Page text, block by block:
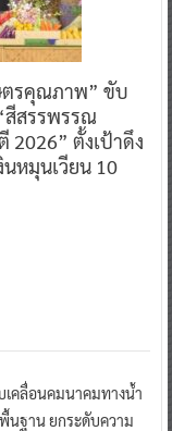
ตรคุณภาพ” ขับ
สีสรรพรรณ
2026” ตั้งเป้าดึง
นหมุนเวียน 10
เคลื่อนคมนาคมทางน้ำ
นฐาน ยกระดับความ